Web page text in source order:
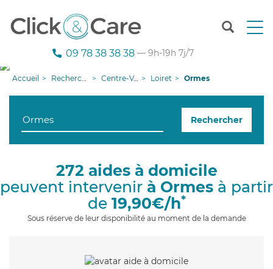
T
n
g
i
09 78 38 38 38 — 9h-19h 7j/7
Accueil Recherche aide à domicile Centre-Val de Loire Loiret Ormes
Rechercher
272 aides à domicile
peuvent intervenir à Ormes à partir
de 19,90€/h*
Sous réserve de leur disponibilité au moment de la demande